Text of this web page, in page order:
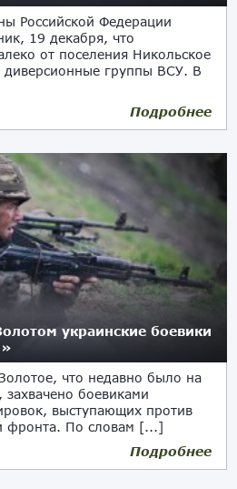
Российской Федерации
19 декабря, что
от поселения Никольское
диверсионные группы ВСУ. В
Подробнее
украинские боевики
что недавно было на
боевиками
выступающих против
фронта. По словам [...]
Подробнее